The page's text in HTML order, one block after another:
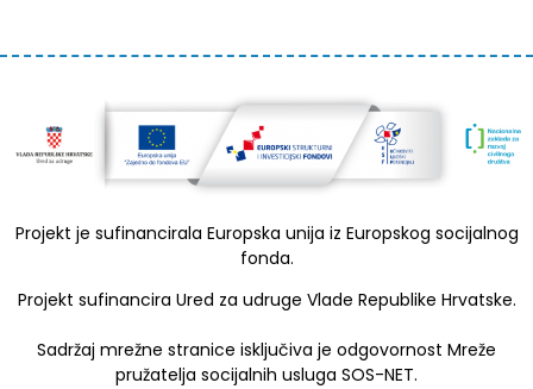
Projekt je sufinancirala Europska unija iz Europskog socijalnog
fonda.
Projekt sufinancira Ured za udruge Vlade Republike Hrvatske.
Sadržaj mrežne stranice isključiva je odgovornost Mreže
pružatelja socijalnih usluga SOS-NET.